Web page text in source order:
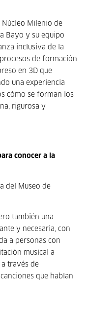
Milenio de
Bayo y su equipo
inclusiva de la
de formación
en 3D que
una experiencia
cómo se forman los
rigurosa y
conocer a la
del Museo de
también una
y necesaria, con
a personas con
musical a
través de
que hablan